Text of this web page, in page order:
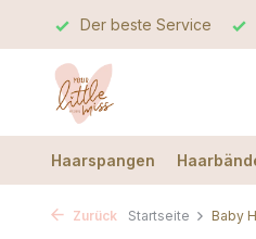
Vor 17 Uhr bestellt,
Haarspangen
Zurück Startseite Baby